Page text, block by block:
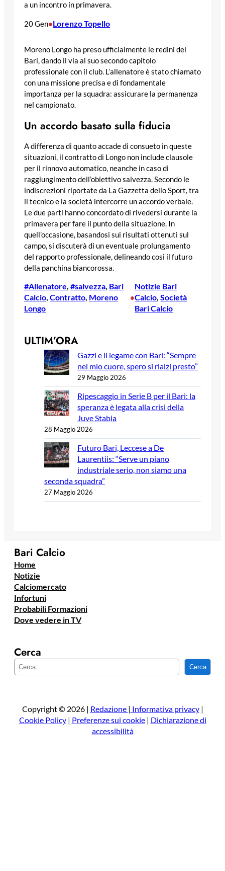
a un incontro in primavera.
20 Gen•Lorenzo Topello
Moreno Longo ha preso ufficialmente le redini del
Bari, dando il via al suo secondo capitolo
professionale con il club. L’allenatore è stato chiamato
con una missione precisa e di fondamentale
importanza per la squadra: assicurare la permanenza
nel campionato.
Un accordo basato sulla fiducia
A differenza di quanto accade di consueto in queste
situazioni, il contratto di Longo non include clausole
per il rinnovo automatico, neanche in caso di
raggiungimento dell’obiettivo salvezza. Secondo le
indiscrezioni riportate da La Gazzetta dello Sport, tra
il tecnico e la società intercorre un accordo verbale.
Le due parti hanno concordato di rivedersi durante la
primavera per fare il punto della situazione. In
quell’occasione, basandosi sui risultati ottenuti sul
campo, si discuterà di un eventuale prolungamento
del rapporto professionale, delineando così il futuro
della panchina biancorossa.
#Allenatore, #salvezza, Bari
Calcio, Contratto, Moreno
Longo
•
Notizie Bari
Calcio, Società
Bari Calcio
ULTIM’ORA
Gazzi e il legame con Bari: “Sempre
nel mio cuore, spero si rialzi presto”
29 Maggio 2026
Ripescaggio in Serie B per il Bari: la
speranza è legata alla crisi della
Juve Stabia
28 Maggio 2026
Futuro Bari, Leccese a De
Laurentiis: “Serve un piano
industriale serio, non siamo una
seconda squadra”
27 Maggio 2026
Bari Calcio
Home
Notizie
Calciomercato
Infortuni
Probabili Formazioni
Dove vedere in TV
Cerca
e
a
Cerca
Copyright © 2026 | Redazione | Informativa privacy|
Cookie Policy| Preferenze sui cookie| Dichiarazione di
accessibilità